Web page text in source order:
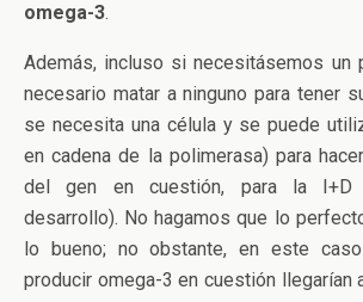
omega-3.
Además, incluso si necesitásemos un
necesario matar a ninguno para tener
se necesita una célula y se puede
en cadena de la polimerasa) para
del gen en cuestión, para la I+D
desarrollo). No hagamos que lo
lo bueno; no obstante, en este
producir omega-3 en cuestión llegarían